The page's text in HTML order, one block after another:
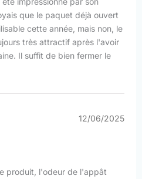
que le paquet déjà ouvert
cette année, mais non, le
très attractif après l'avoir
Il suffit de bien fermer le
12/06/2025
produit, l'odeur de l'appât